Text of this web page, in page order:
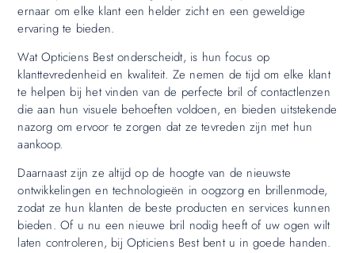
ernaar om elke klant een helder zicht en een geweldige
ervaring te bieden.
Wat Opticiens Best onderscheidt, is hun focus op
klanttevredenheid en kwaliteit. Ze nemen de tijd om elke klant
te helpen bij het vinden van de perfecte bril of contactlenzen
die aan hun visuele behoeften voldoen, en bieden uitstekende
nazorg om ervoor te zorgen dat ze tevreden zijn met hun
aankoop.
Daarnaast zijn ze altijd op de hoogte van de nieuwste
ontwikkelingen en technologieën in oogzorg en brillenmode,
zodat ze hun klanten de beste producten en services kunnen
bieden. Of u nu een nieuwe bril nodig heeft of uw ogen wilt
laten controleren, bij Opticiens Best bent u in goede handen.